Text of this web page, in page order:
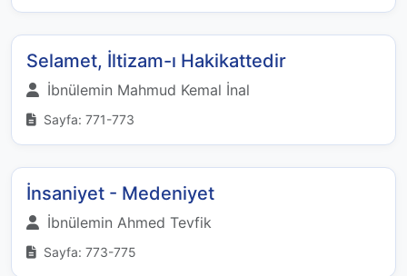
Selamet, İltizam-ı Hakikattedir
İbnülemin Mahmud Kemal İnal
Sayfa: 771-773
İnsaniyet - Medeniyet
İbnülemin Ahmed Tevfik
Sayfa: 773-775